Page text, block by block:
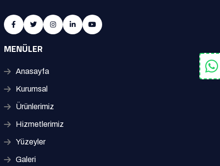
MENÜLER
Anasayfa
Kurumsal
Ürünlerimiz
Hizmetlerimiz
Yüzeyler
Galeri